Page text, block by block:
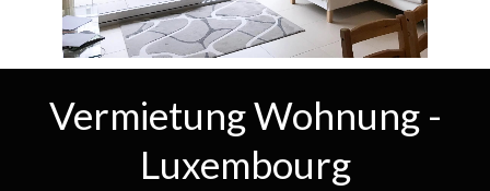
Vermietung Wohnung -
Luxembourg